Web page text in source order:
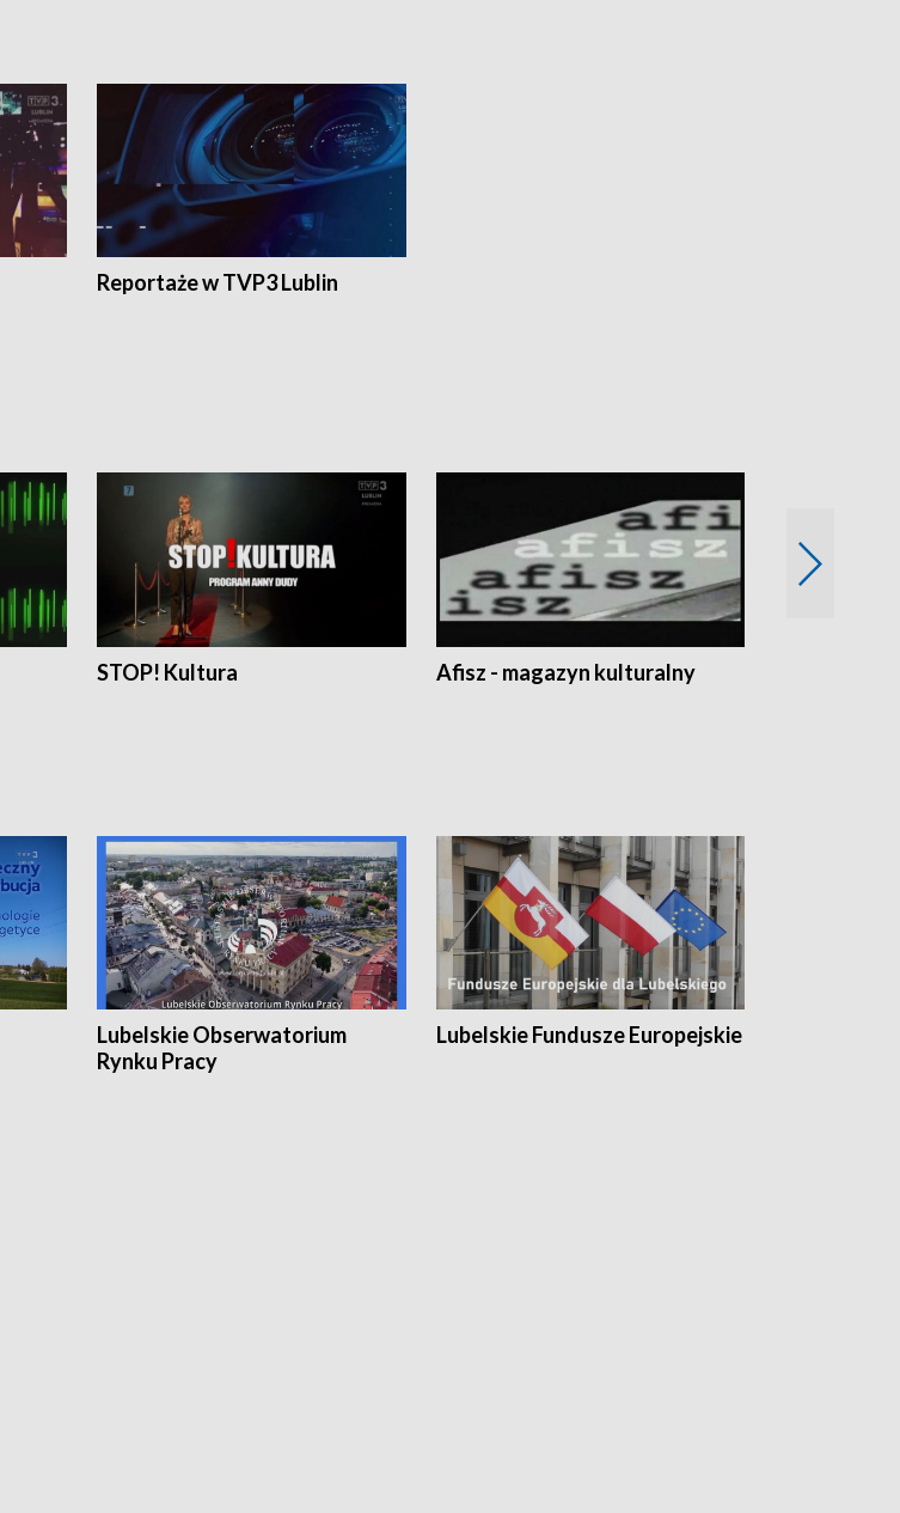
Reportaże w TVP3 Lublin
STOP! Kultura Afisz - magazyn kulturalny
Lubelskie Obserwatorium
Rynku Pracy
Lubelskie Fundusze Europejskie